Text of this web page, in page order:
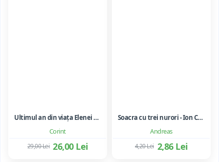
Corint
Ultimul an din viața Elenei Ceaușescu - LAVINIA BETEA
26,00 Lei
29,00 Lei
Andreas
Soacra cu trei nurori - Ion Creanga
2,86 Lei
4,20 Lei